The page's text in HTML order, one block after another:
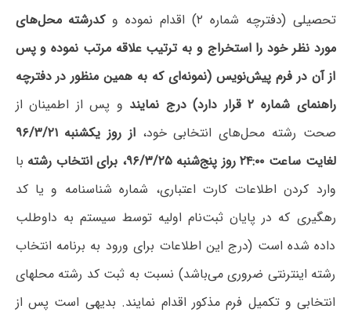
تحصیلی (دفترچه شماره ۲) اقدام نموده و
کدرشته محل‌های
مورد نظر خود را استخراج و به ترتیب علاقه مرتب نموده و پس
از آن در فرم پیش‌نویس (نمونه‌ای که به همین منظور در دفترچه
راهنمای شماره ۲ قرار دارد) درج نمایند
و پس از اطمینان از
صحت رشته محل‌های انتخابی خود،
از روز یکشنبه ۹۶/۳/۲۱
لغایت ساعت ۲۴:۰۰ روز پنج‌شنبه ۹۶/۳/۲۵، برای انتخاب رشته
با
وارد کردن اطلاعات کارت اعتباری، شماره شناسنامه و یا کد
رهگیری که در پایان ثبت‌نام اولیه توسط سیستم به داوطلب
داده شده است (درج این اطلاعات برای ورود به برنامه انتخاب
رشته اینترنتی ضروری می‌باشد) نسبت به ثبت کد رشته محلهای
انتخابی و تکمیل فرم مذکور اقدام نمایند. بدیهی است پس از